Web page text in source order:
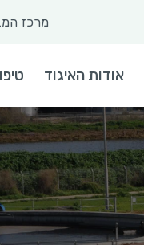
מרכז
אודות האיגוד